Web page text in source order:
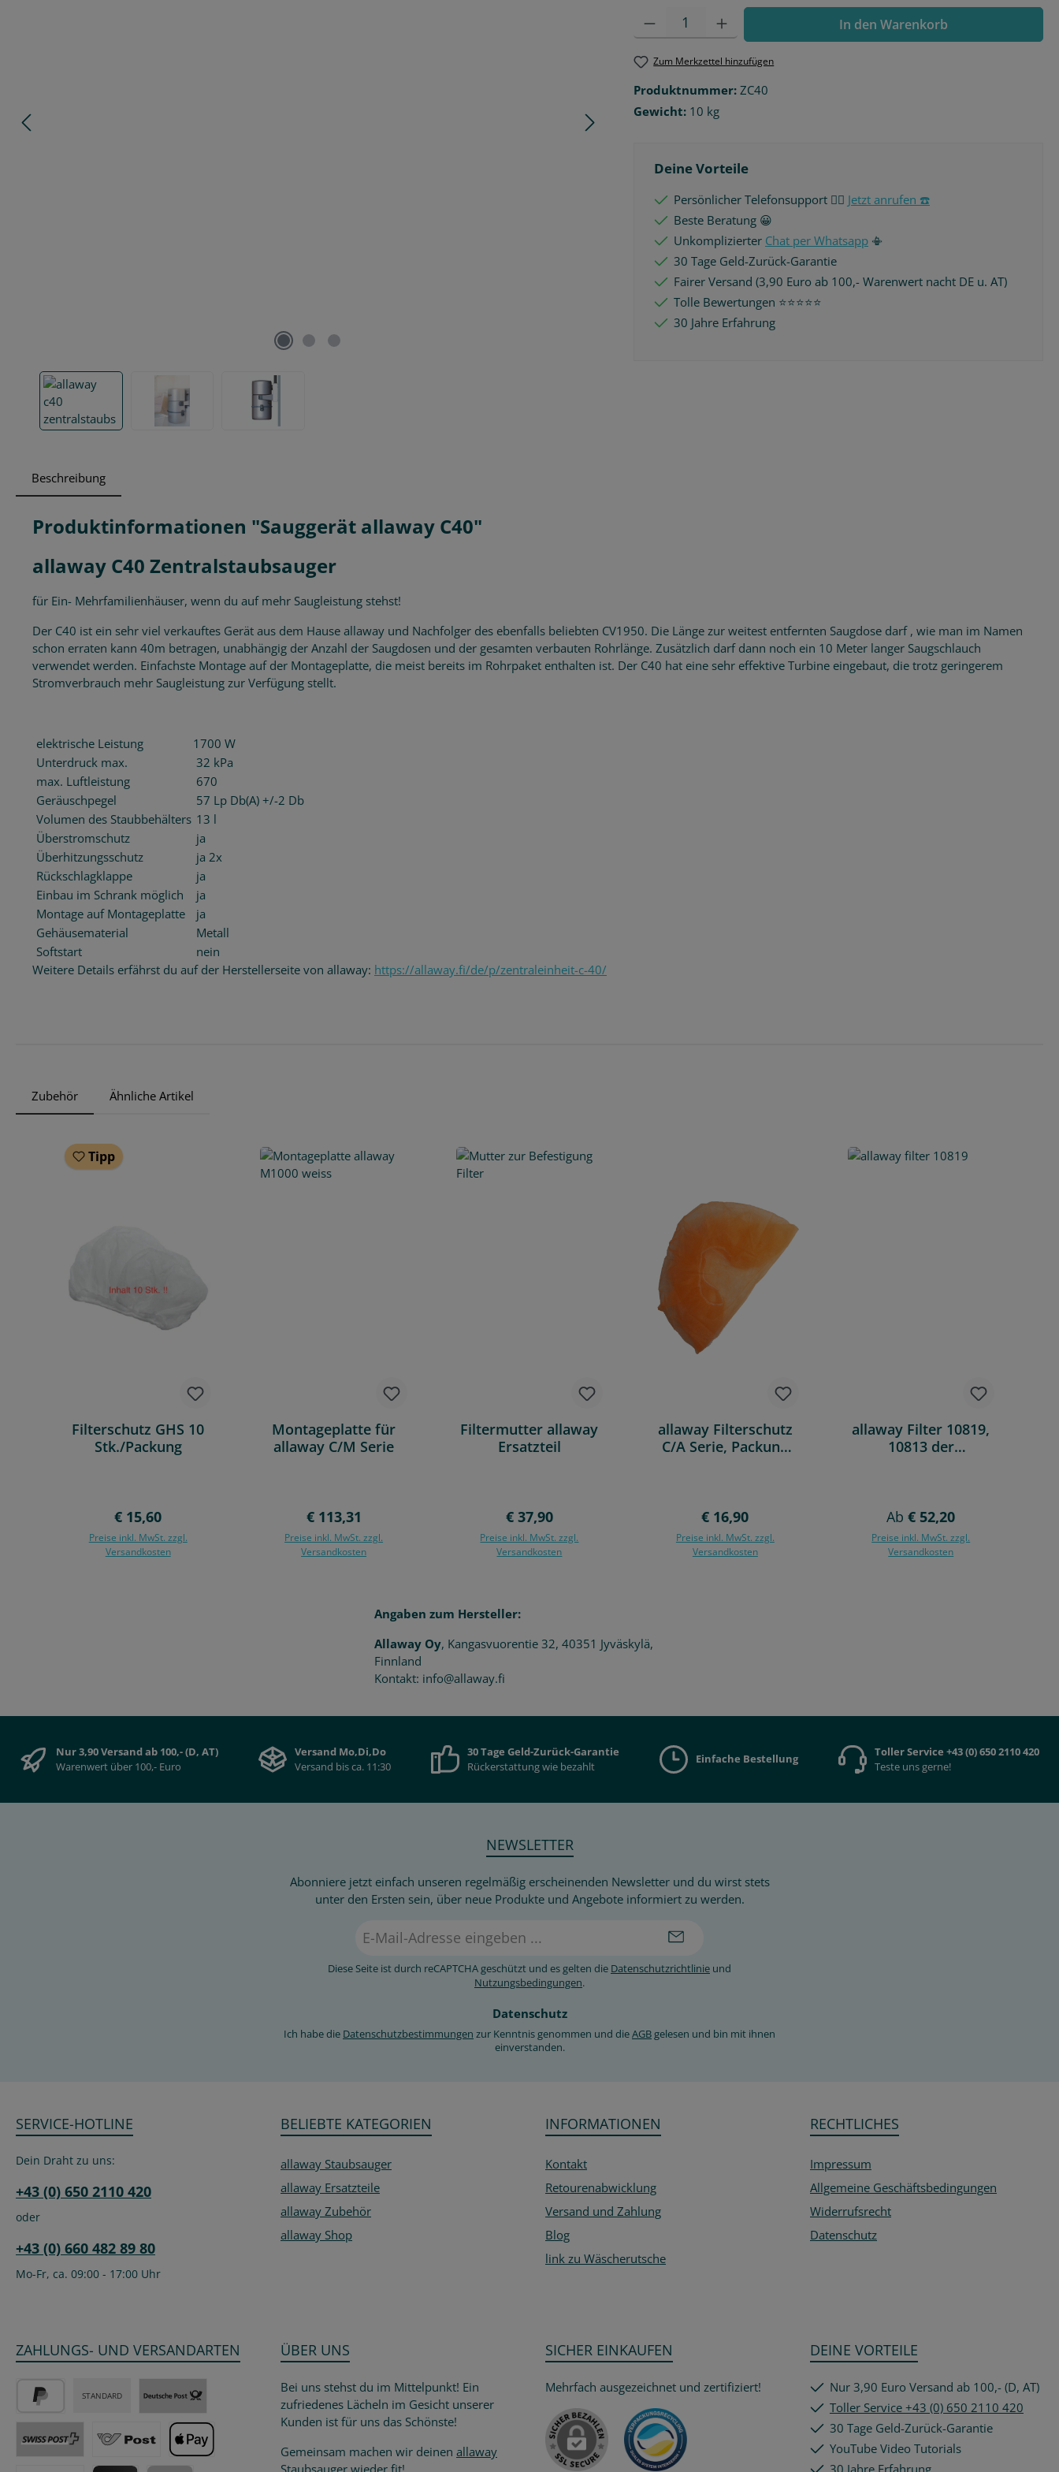
Produkt Anzahl: Gib den gewünschten Wert ein oder benutze die
In den Warenkorb
Zum Merkzettel hinzufügen
Produktnummer: ZC40
Gewicht: 10 kg
Deine Vorteile
Persönlicher Telefonsupport 🙋‍♂️ Jetzt anrufen ☎️
Beste Beratung 😀
Unkomplizierter Chat per Whatsapp 📳
30 Tage Geld-Zurück-Garantie
Fairer Versand (3,90 Euro ab 100,- Warenwert nacht DE u. AT)
Tolle Bewertungen ⭐️⭐️⭐️⭐️⭐️
30 Jahre Erfahrung
Beschreibung
Produktinformationen "Sauggerät allaway C40"
allaway C40 Zentralstaubsauger
für Ein- Mehrfamilienhäuser, wenn du auf mehr Saugleistung stehst!
Der C40 ist ein sehr viel verkauftes Gerät aus dem Hause allaway und Nachfolger des ebenfalls beliebten CV1950. Die Länge zur weitest entfernten Saugdose darf , wie man im Namen
schon erraten kann 40m betragen, unabhängig der Anzahl der Saugdosen und der gesamten verbauten Rohrlänge. Zusätzlich darf dann noch ein 10 Meter langer Saugschlauch
verwendet werden. Einfachste Montage auf der Montageplatte, die meist bereits im Rohrpaket enthalten ist. Der C40 hat eine sehr effektive Turbine eingebaut, die trotz geringerem
Stromverbrauch mehr Saugleistung zur Verfügung stellt.
elektrische Leistung
1700 W
Unterdruck max.
32 kPa
max. Luftleistung
670
Geräuschpegel
57 Lp Db(A) +/-2 Db
Volumen des Staubbehälters 13 l
Überstromschutz
ja
Überhitzungsschutz
ja 2x
Rückschlagklappe
ja
Einbau im Schrank möglich
ja
Montage auf Montageplatte
ja
Gehäusematerial
Metall
Softstart
nein
Weitere Details erfährst du auf der Herstellerseite von allaway: https://allaway.fi/de/p/zentraleinheit-c-40/
Zubehör Ähnliche Artikel
Tipp
Filterschutz GHS 10
Stk./Packung
Regulärer Preis:
€ 15,60
Preise inkl. MwSt. zzgl.
Versandkosten
Montageplatte für
allaway C/M Serie
Regulärer Preis:
€ 113,31
Preise inkl. MwSt. zzgl.
Versandkosten
Filtermutter allaway
Ersatzteil
Regulärer Preis:
€ 37,90
Preise inkl. MwSt. zzgl.
Versandkosten
allaway Filterschutz
C/A Serie, Packung
Regulärer Preis:
€ 16,90
Preise inkl. MwSt. zzgl.
Versandkosten
allaway Filter 10819,
10813 der
Regulärer Preis:
Ab€ 52,20
Preise inkl. MwSt. zzgl.
Versandkosten
Angaben zum Hersteller:
Allaway Oy, Kangasvuorentie 32, 40351 Jyväskylä,
Finnland
Kontakt: info@allaway.fi
Nur 3,90 Versand ab 100,- (D, AT)
Warenwert über 100,- Euro
Versand Mo,Di,Do
Versand bis ca. 11:30
30 Tage Geld-Zurück-Garantie
Rückerstattung wie bezahlt
Einfache Bestellung
Toller Service +43 (0) 650 2110 420
Teste uns gerne!
NEWSLETTER
Abonniere jetzt einfach unseren regelmäßig erscheinenden Newsletter und du wirst stets
unter den Ersten sein, über neue Produkte und Angebote informiert zu werden.
Mail-
Adresse
Diese Seite ist durch reCAPTCHA geschützt und es gelten die Datenschutzrichtlinie und
Nutzungsbedingungen.
Datenschutz
Ich habe die Datenschutzbestimmungen zur Kenntnis genommen und dieAGBgelesen und bin mit ihnen
einverstanden.
SERVICE-HOTLINE
Dein Draht zu uns:
+43 (0) 650 2110 420
oder
+43 (0) 660 482 89 80
Mo-Fr, ca. 09:00 - 17:00 Uhr
BELIEBTE KATEGORIEN
allaway Staubsauger
allaway Ersatzteile
allaway Zubehör
allaway Shop
INFORMATIONEN
Kontakt
Retourenabwicklung
Versand und Zahlung
Blog
link zu Wäscherutsche
RECHTLICHES
Impressum
Allgemeine Geschäftsbedingungen
Widerrufsrecht
Datenschutz
ZAHLUNGS- UND VERSANDARTEN
PayPal
Apple Pay
STANDARD
Post / DHL Deutschland - versicherter Versand
Post CH,LI - versicherter Versand
Post Österreich - versicherter Versand
ÜBER UNS
Bei uns stehst du im Mittelpunkt! Ein
zufriedenes Lächeln im Gesicht unserer
Kunden ist für uns das Schönste!
Gemeinsam machen wir deinen allaway
Staubsauger wieder fit!
SICHER EINKAUFEN
Mehrfach ausgezeichnet und zertifiziert!
DEINE VORTEILE
Nur 3,90 Euro Versand ab 100,- (D, AT)
Toller Service +43 (0) 650 2110 420
30 Tage Geld-Zurück-Garantie
YouTube Video Tutorials
30 Jahre Erfahrung